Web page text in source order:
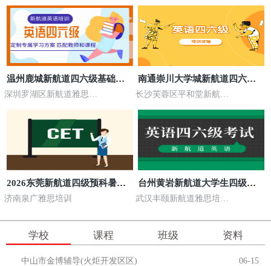
温州鹿城新航道四六级基础巩
固暑假走读班课时安排
深圳罗湖区新航道雅思培
南通崇川大学城新航道四六级
周末线下面授培优课程
长沙芙蓉区平和堂新航道
2026东莞新航道四级预科暑假
走读基础班收费公示
济南泉广雅思培训
台州黄岩新航道大学生四级线
上全程备考班收费参考
武汉丰颐新航道雅思培训
学校 课程 班级 资料
中山市金博辅导(火炬开发区区) 06-15